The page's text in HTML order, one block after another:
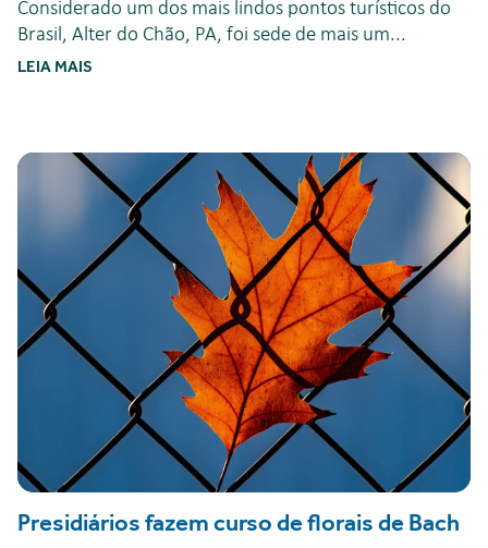
Considerado um dos mais lindos pontos turísticos do
Brasil, Alter do Chão, PA, foi sede de mais um...
LEIA MAIS
Presidiários fazem curso de florais de Bach